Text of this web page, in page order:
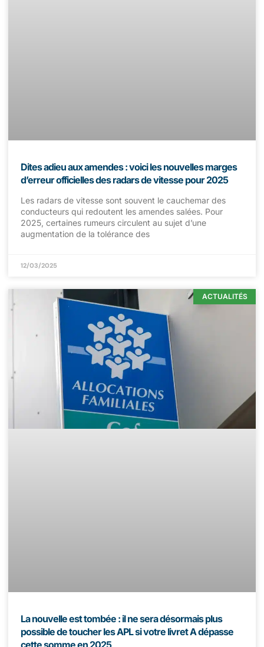
Dites adieu aux amendes : voici les nouvelles marges
d’erreur officielles des radars de vitesse pour 2025
Les radars de vitesse sont souvent le cauchemar des
conducteurs qui redoutent les amendes salées. Pour
2025, certaines rumeurs circulent au sujet d’une
augmentation de la tolérance des
12/03/2025
ACTUALITÉS
La nouvelle est tombée : il ne sera désormais plus
possible de toucher les APL si votre livret A dépasse
cette somme en 2025